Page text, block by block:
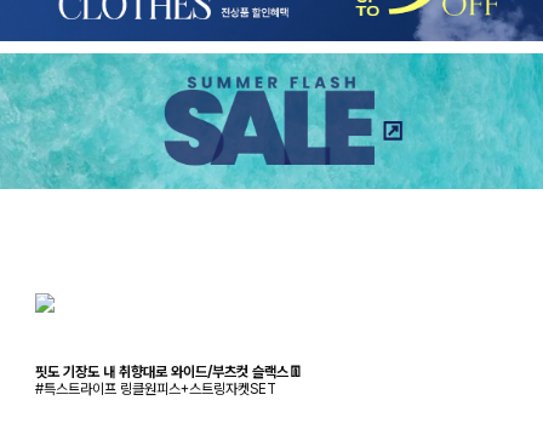
핏도 기장도 내 취향대로 와이드/부츠컷 슬랙스👖
#특스트라이프 링클원피스+스트링자켓SET